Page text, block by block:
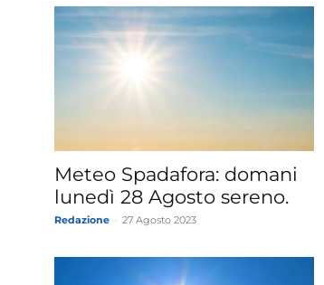
Meteo Spadafora: domani
lunedì 28 Agosto sereno.
Redazione 27 Agosto 2023